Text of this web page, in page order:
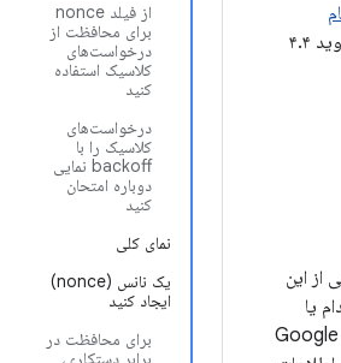
از فیلد nonce
برای محافظت از
درخواست‌های
کلاسیک استفاده
کنید
درخواست‌های
کلاسیک را با
backoff نمایی
دوباره امتحان
کنید
نمای کلی
یک نانس (nonce)
ایجاد کنید
برای محافظت در
برابر دستکاری،
صرف نظر کنید. این صفحه نحوه ارسال درخواست‌های کلاسیک API برای احکام یکپارچگی را شرح می‌دهد که در اندروید ۴.۴
از این
یا
فراخوانی سرور مورد استفاده قرار گیرند، در حالی که برخی از محافظت‌ها در برابر قابلیت پخش مجدد و استخراج اطلاعات را به Google